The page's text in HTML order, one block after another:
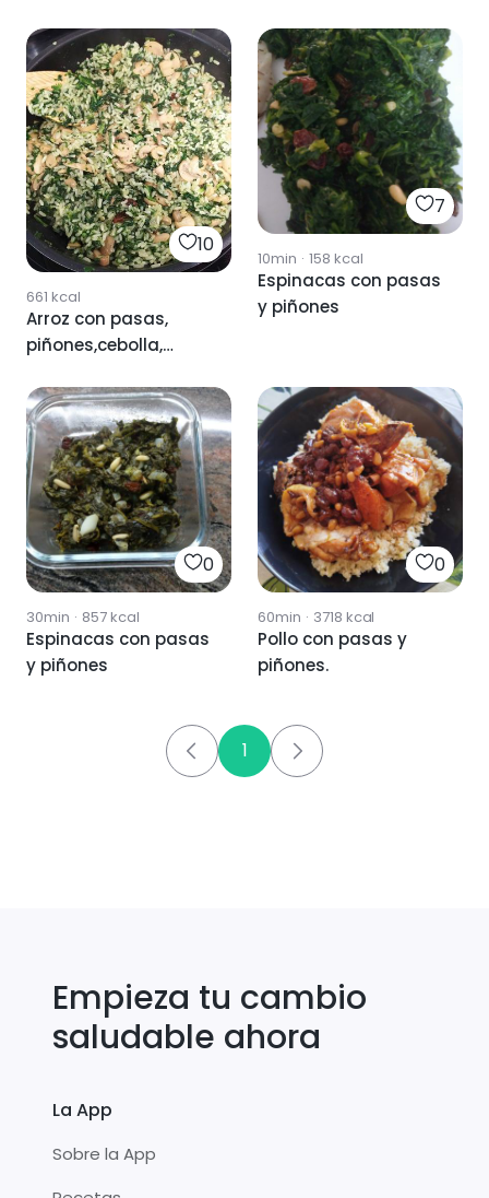
10
661 kcal
Arroz con pasas,
piñones,cebolla,
champiñones.
7
10min · 158 kcal
Espinacas con pasas
y piñones
0
30min · 857kcal
Espinacas con pasas
y piñones
0
60min · 3718 kcal
Pollo con pasas y
piñones.
1
Empieza tu cambio
saludable ahora
La App
Sobre la App